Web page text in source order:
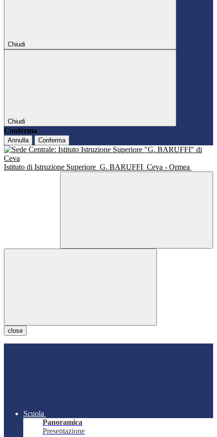
Chiudi
Chiudi
Conferma
Annulla Conferma
Istituto di Istruzione Superiore G. BARUFFI Ceva - Ormea
close
Scuola
Panoramica
Presentazione